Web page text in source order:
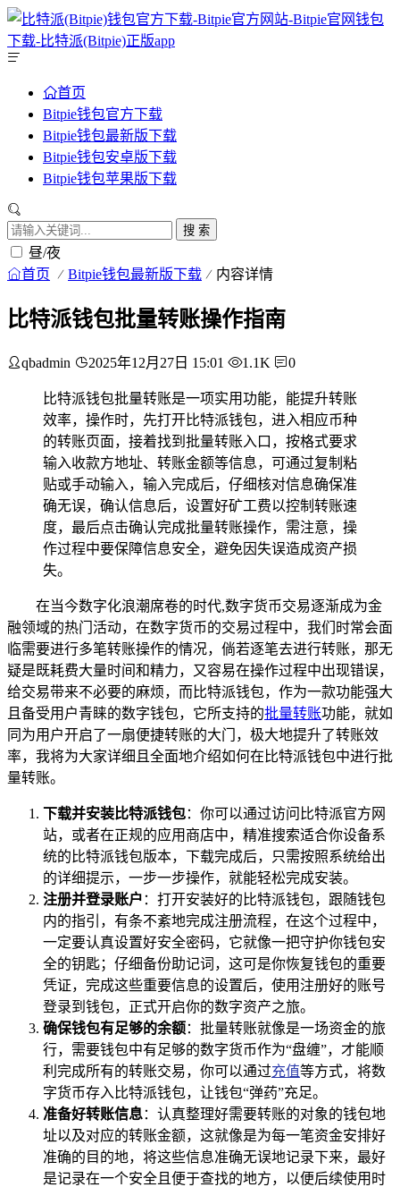
首页
Bitpie钱包官方下载
Bitpie钱包最新版下载
Bitpie钱包安卓版下载
Bitpie钱包苹果版下载
搜 索
昼/夜
首页 Bitpie钱包最新版下载 内容详情
比特派钱包批量转账操作指南
qbadmin 2025年12月27日 15:01 1.1K 0
比特派钱包批量转账是一项实用功能，能提升转账
效率，操作时，先打开比特派钱包，进入相应币种
的转账页面，接着找到批量转账入口，按格式要求
输入收款方地址、转账金额等信息，可通过复制粘
贴或手动输入，输入完成后，仔细核对信息确保准
确无误，确认信息后，设置好矿工费以控制转账速
度，最后点击确认完成批量转账操作，需注意，操
作过程中要保障信息安全，避免因失误造成资产损
失。
在当今数字化浪潮席卷的时代,数字货币交易逐渐成为金
融领域的热门活动，在数字货币的交易过程中，我们时常会面
临需要进行多笔转账操作的情况，倘若逐笔去进行转账，那无
疑是既耗费大量时间和精力，又容易在操作过程中出现错误，
给交易带来不必要的麻烦，而比特派钱包，作为一款功能强大
且备受用户青睐的数字钱包，它所支持的批量转账功能，就如
同为用户开启了一扇便捷转账的大门，极大地提升了转账效
率，我将为大家详细且全面地介绍如何在比特派钱包中进行批
量转账。
下载并安装比特派钱包：你可以通过访问比特派官方网
站，或者在正规的应用商店中，精准搜索适合你设备系
统的比特派钱包版本，下载完成后，只需按照系统给出
的详细提示，一步一步操作，就能轻松完成安装。
注册并登录账户 ：打开安装好的比特派钱包，跟随钱包
内的指引，有条不紊地完成注册流程，在这个过程中，
一定要认真设置好安全密码，它就像一把守护你钱包安
全的钥匙；仔细备份助记词，这可是你恢复钱包的重要
凭证，完成这些重要信息的设置后，使用注册好的账号
登录到钱包，正式开启你的数字资产之旅。
确保钱包有足够的余额：批量转账就像是一场资金的旅
行，需要钱包中有足够的数字货币作为“盘缠”，才能顺
利完成所有的转账交易，你可以通过充值等方式，将数
字货币存入比特派钱包，让钱包“弹药”充足。
准备好转账信息：认真整理好需要转账的对象的钱包地
址以及对应的转账金额，这就像是为每一笔资金安排好
准确的目的地，将这些信息准确无误地记录下来，最好
是记录在一个安全且便于查找的地方，以便后续使用时